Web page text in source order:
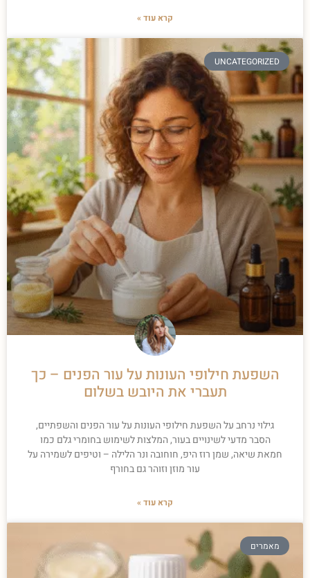
קרא עוד »
UNCATEGORIZED
השפעת חילופי העונות על עור הפנים – כך
תעברי את היובש בשלום
גילוי נרחב על השפעת חילופי העונות על עור הפנים והשפתיים,
הסבר מדעי לשינויים בעור, המלצות לשימוש בחומרי גלם כמו
חמאת שיאה, שמן רוז היפ, חוחובה ונר הלילה – וטיפים לשמירה על
עור מוזן וזוהר גם בחורף
קרא עוד »
מאמרים